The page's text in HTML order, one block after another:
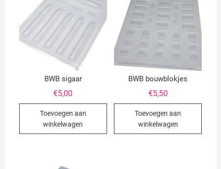
BWB sigaar
€5,00
Toevoegen aan
winkelwagen
BWB bouwblokjes
€5,50
Toevoegen aan
winkelwagen